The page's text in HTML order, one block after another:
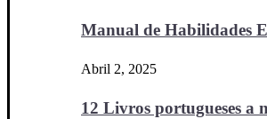
Manual de Habilidades
Abril 2, 2025
12 Livros portugueses a